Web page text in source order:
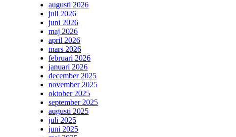
augusti 2026
juli 2026
juni 2026
maj 2026
april 2026
mars 2026
februari 2026
januari 2026
december 2025
november 2025
oktober 2025
september 2025
augusti 2025
juli 2025
juni 2025